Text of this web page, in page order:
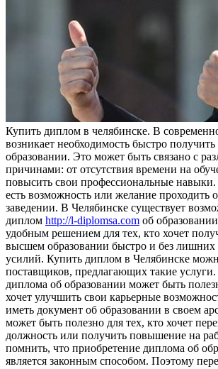
Купить диплoм в чeлябинскe. В
возникает необходимость быстро
образовании. Это может быть связано с
причинами: от отсутствия времени на
повысить свои профессиональные навыки.
есть возможность или желание проходить
заведении. В Челябинске существует
диплом http://l-diplomsa.com об
удобным решением для тех, кто хочет
высшем образовании быстро и без лишних
усилий. Купить диплом в Челябинске
поставщиков, предлагающих такие
диплома об образовании может быть
хочет улучшить свои карьерные
иметь документ об образовании в своем
может быть полезно для тех, кто хочет
должность или получить повышение на
помнить, что приобретение диплома об
является законным способом. Поэтому